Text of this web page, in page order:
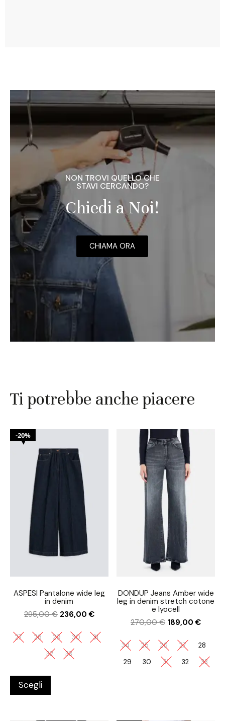
NON TROVI QUELLO CHE
STAVI CERCANDO?
Chiedi a Noi!
CHIAMA ORA
Ti potrebbe anche piacere
20%
ASPESI Pantalone wide leg
in denim
295,00€ 236,00€
27 28 29 30
31
32
33
Scegli
DONDUP Jeans Amber wide
leg in denim stretch cotone
e lyocell
270,00€ 189,00€
34 25 26 27
28
29
30 31 32 33